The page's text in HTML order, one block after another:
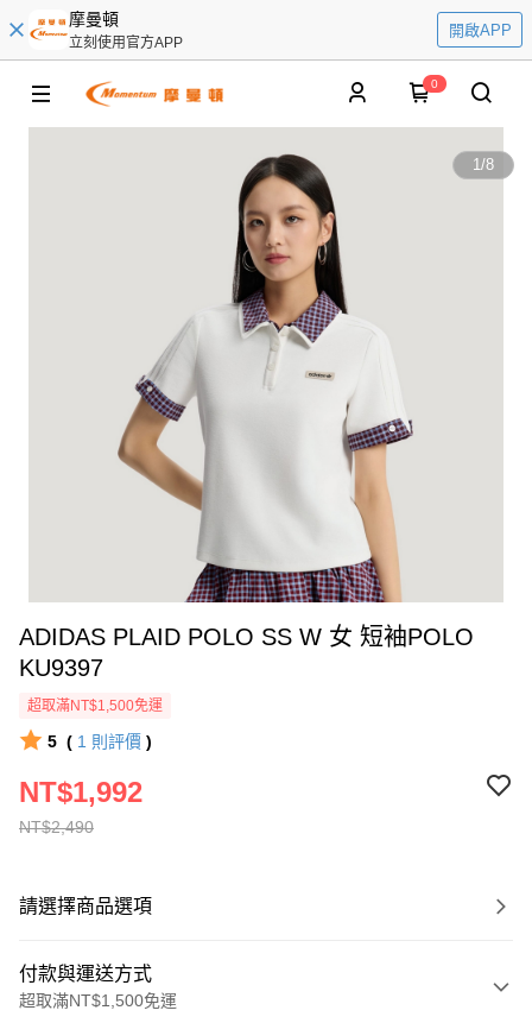
摩曼頓
立刻使用官方APP
開啟APP
0
1/8
ADIDAS PLAID POLO SS W 女 短袖POLO
KU9397
超取滿NT$1,500免運
5 ( 1 則評價 )
NT$2,490
NT$1,992
請選擇商品選項
付款與運送方式
超取滿NT$1,500免運